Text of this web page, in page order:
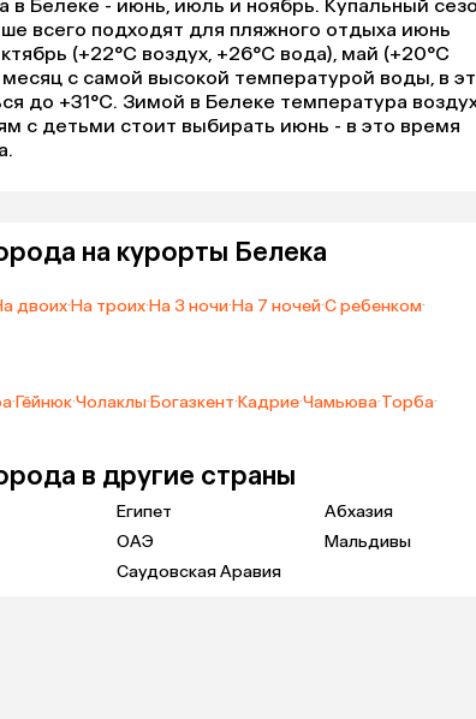
Белеке - июнь, июль и ноябрь. Купальный
всего подходят для пляжного отдыха июнь
(+22°C воздух, +26°C вода), май (+20°C
месяц с самой высокой температурой воды, в
до +31°C. Зимой в Белеке температура
с детьми стоит выбирать июнь - в это время
на курорты Белека
двоих·На троих·На 3 ночи·На 7 ночей·С ребенком·
·Гёйнюк·Чолаклы·Богазкент·Кадрие·Чамьюва·Торба·
в другие страны
Египет
Абхазия
ОАЭ
Мальдивы
Саудовская Аравия